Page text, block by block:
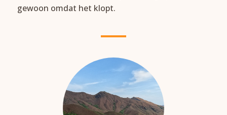
gewoon omdat het klopt.